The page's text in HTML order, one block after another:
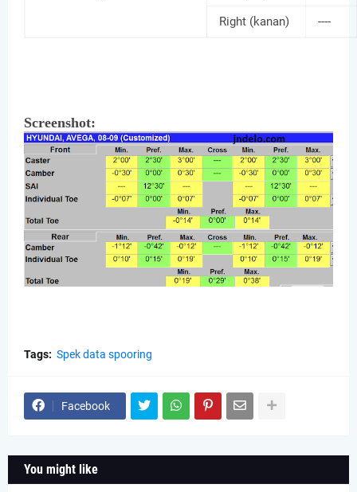
Right (kanan) ----
Screenshot:
Tags: Spek data spooring
Facebook
You might like